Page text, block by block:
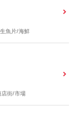
生魚片/海鮮
店街/市場